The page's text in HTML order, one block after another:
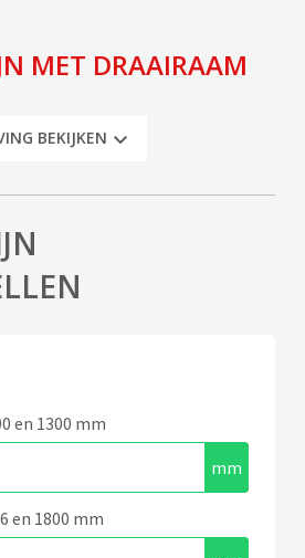
MET DRAAIRAAM
BEKIJKEN
en 1300 mm
en 1800 mm